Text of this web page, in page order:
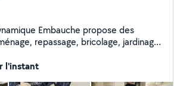
Embauche propose des
repassage, bricolage, jardinage,
l'instant